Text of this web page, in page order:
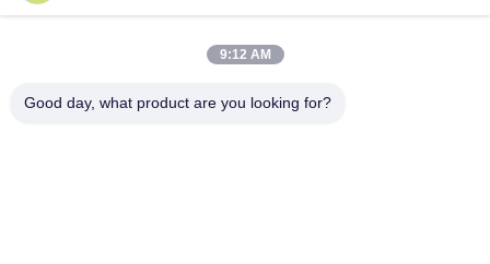
9:12 AM
Good day, what product are you looking for?